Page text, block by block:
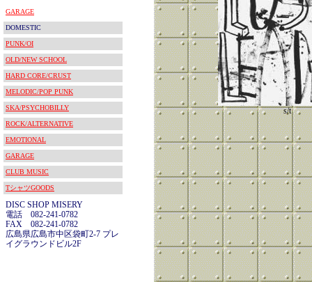
GARAGE
DOMESTIC
PUNK/OI
OLD/NEW SCHOOL
HARD CORE/CRUST
MELODIC/POP PUNK
SKA/PSYCHOBILLY
ROCK/ALTERNATIVE
EMOTIONAL
GARAGE
CLUB MUSIC
TシャツGOODS
DISC SHOP MISERY
電話 082-241-0782
FAX 082-241-0782
広島県広島市中区袋町2-7 プレ
イグラウンドビル2F
s/t